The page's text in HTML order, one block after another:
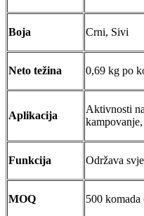
Boja Crni, Sivi
Neto težina 0,69 kg po
Aplikacija
Aktivnosti
Funkcija Održava
MOQ 500